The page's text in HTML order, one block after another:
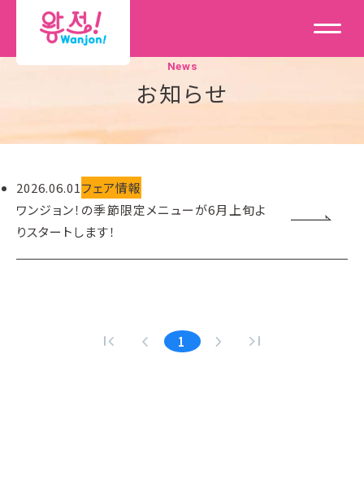
News
お知らせ
2026.06.01フェア情報
ワンジョン！の季節限定メニューが6月上旬よ
りスタートします！
first_page navigate_before 1 navigate_next last_page